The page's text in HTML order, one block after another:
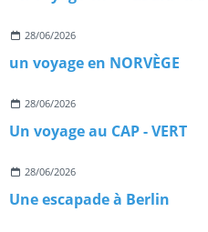
28/06/2026
un voyage en NORVÈGE
28/06/2026
Un voyage au CAP - VERT
28/06/2026
Une escapade à Berlin